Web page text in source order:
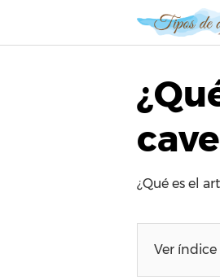
l
¿Qué es el
Ver índice